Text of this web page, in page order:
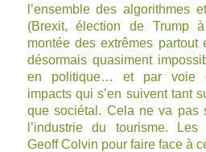
l’ensemble des algorithmes
(Brexit, élection de Trump
montée des extrêmes partout
désormais quasiment
en politique… et par voie
impacts qui s’en suivent tant
que sociétal. Cela ne va pas
l’industrie du tourisme. Les
Geoff Colvin pour faire face à